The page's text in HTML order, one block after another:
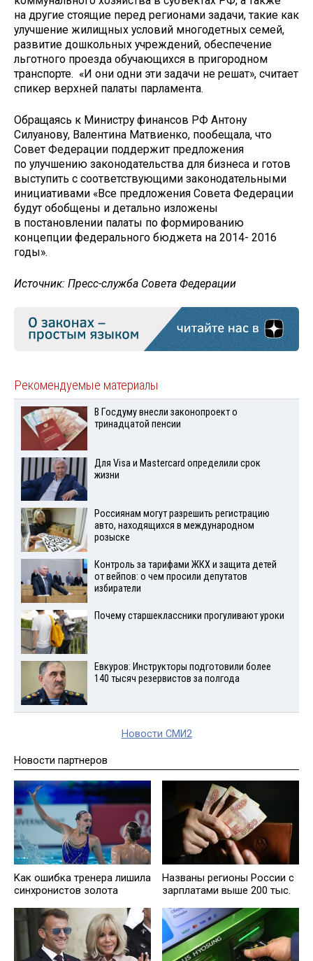
на другие стоящие перед регионами задачи, такие как
улучшение жилищных условий многодетных семей,
развитие дошкольных учреждений, обеспечение
льготного проезда обучающихся в пригородном
транспорте. «И они одни эти задачи не решат», считает
спикер верхней палаты парламента.
Обращаясь к Министру финансов РФ Антону
Силуанову, Валентина Матвиенко, пообещала, что
Совет Федерации поддержит предложения
по улучшению законодательства для бизнеса и готов
выступить с соответствующими законодательными
инициативами «Все предложения Совета Федерации
будут обобщены и детально изложены
в постановлении палаты по формированию
концепции федерального бюджета на 2014- 2016
годы».
Источник: Пресс-служба Совета Федерации
Рекомендуемые материалы
В Госдуму внесли законопроект о
тринадцатой пенсии
Для Visа и Mastercard определили срок
жизни
Россиянам могут разрешить регистрацию
авто, находящихся в международном
розыске
Контроль за тарифами ЖКХ и защита детей
от вейпов: о чем просили депутатов
избиратели
Почему старшеклассники прогуливают уроки
Евкуров: Инструкторы подготовили более
140 тысяч резервистов за полгода
Новости СМИ2
Новости партнеров
Kак ошибка тренера лишила
синхронистов золота
Названы регионы России с
зарплатами выше 200 тыс.